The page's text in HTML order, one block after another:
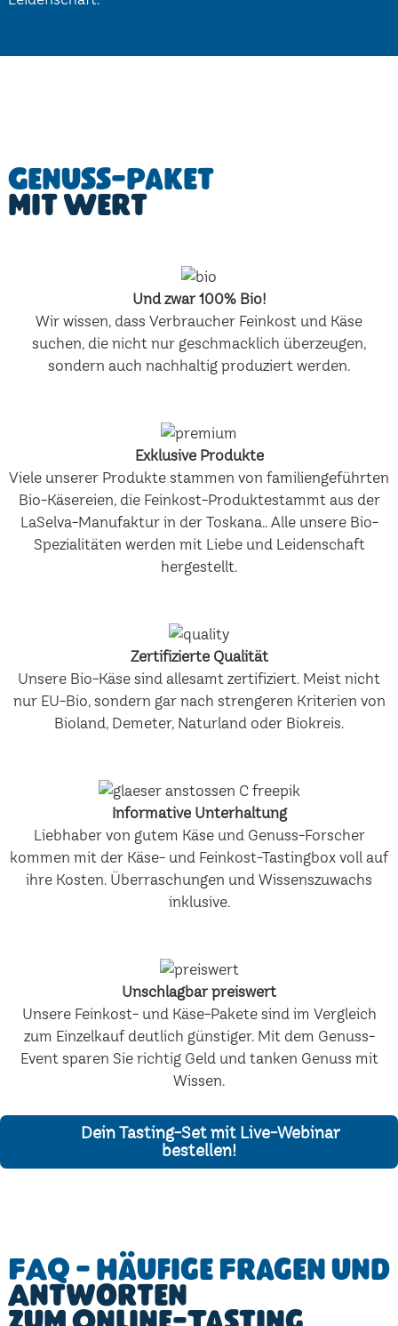
Genuss-Paket
mit Wert
Und zwar 100% Bio!
Wir wissen, dass Verbraucher Feinkost und Käse
suchen, die nicht nur geschmacklich überzeugen,
sondern auch nachhaltig produziert werden.
Exklusive Produkte
Viele unserer Produkte stammen von familiengeführten
Bio-Käsereien, die Feinkost-Produktestammt aus der
LaSelva-Manufaktur in der Toskana.. Alle unsere Bio-
Spezialitäten werden mit Liebe und Leidenschaft
hergestellt.
Zertifizierte Qualität
Unsere Bio-Käse sind allesamt zertifiziert. Meist nicht
nur EU-Bio, sondern gar nach strengeren Kriterien von
Bioland, Demeter, Naturland oder Biokreis.
Informative Unterhaltung
Liebhaber von gutem Käse und Genuss-Forscher
kommen mit der Käse- und Feinkost-Tastingbox voll auf
ihre Kosten. Überraschungen und Wissenszuwachs
inklusive.
Unschlagbar preiswert
Unsere Feinkost- und Käse-Pakete sind im Vergleich
zum Einzelkauf deutlich günstiger. Mit dem Genuss-
Event sparen Sie richtig Geld und tanken Genuss mit
Wissen.
Dein Tasting-Set mit Live-Webinar
bestellen!
FAQ - Häufige Fragen und
Antworten